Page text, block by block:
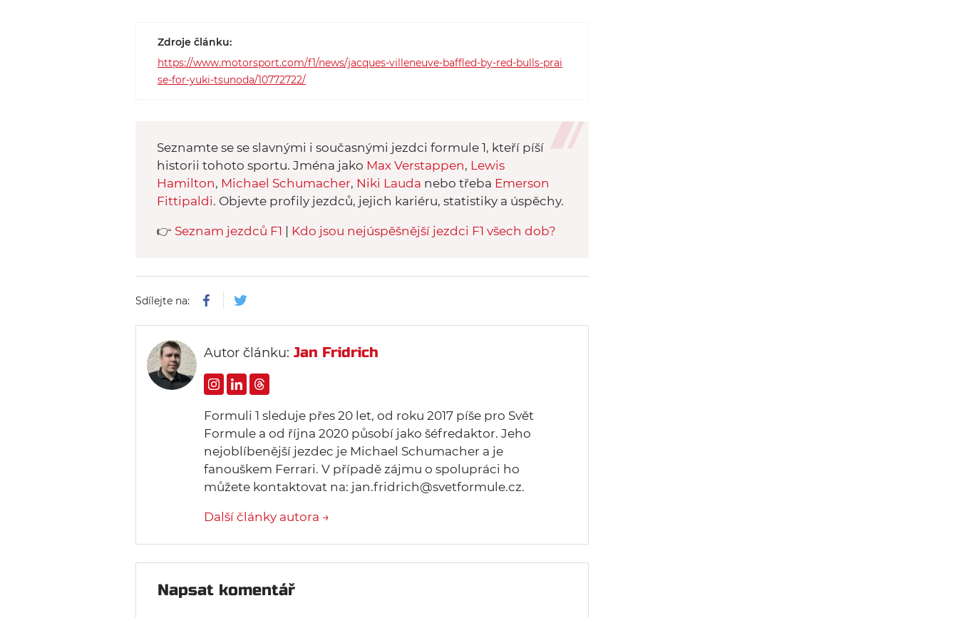
Zdroje článku:
https://www.motorsport.com/f1/news/jacques-villeneuve-baffled-by-red-bulls-prai
se-for-yuki-tsunoda/10772722/
Seznamte se se slavnými i současnými jezdci formule 1, kteří píší
historii tohoto sportu. Jména jako Max Verstappen, Lewis
Hamilton, Michael Schumacher, Niki Lauda nebo třeba Emerson
Fittipaldi. Objevte profily jezdců, jejich kariéru, statistiky a úspěchy.
👉 Seznam jezdců F1 Kdo jsou nejúspěšnější jezdci F1 všech dob?
Sdílejte na:
Autor článku: Jan Fridrich
Formuli 1 sleduje přes 20 let, od roku 2017 píše pro Svět
Formule a od října 2020 působí jako šéfredaktor. Jeho
nejoblíbenější jezdec je Michael Schumacher a je
fanouškem Ferrari. V případě zájmu o spolupráci ho
můžete kontaktovat na: jan.fridrich@svetformule.cz.
Další články autora →
Napsat komentář